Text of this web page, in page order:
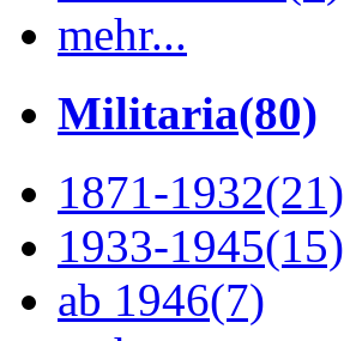
mehr...
Militaria(80)
1871-1932(21)
1933-1945(15)
ab 1946(7)